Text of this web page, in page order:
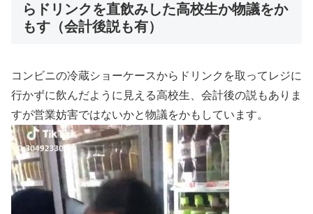
らドリンクを直飲みした高校生か物議をか
もす（会計後説も有）
コンビニの冷蔵ショーケースからドリンクを取ってレジに
行かずに飲んだように見える高校生、会計後の説もありま
すが営業妨害ではないかと物議をかもしています。